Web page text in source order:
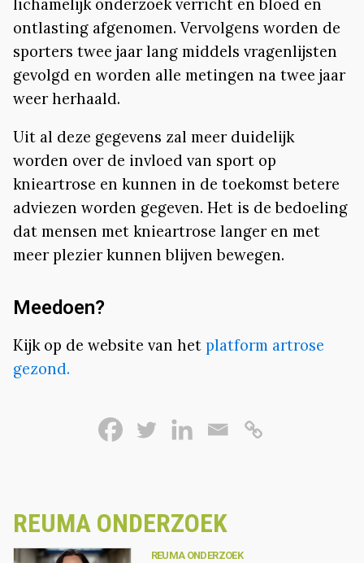
ontlasting afgenomen. Vervolgens worden de
sporters twee jaar lang middels vragenlijsten
gevolgd en worden alle metingen na twee jaar
weer herhaald.
Uit al deze gegevens zal meer duidelijk
worden over de invloed van sport op
knieartrose en kunnen in de toekomst betere
adviezen worden gegeven. Het is de bedoeling
dat mensen met knieartrose langer en met
meer plezier kunnen blijven bewegen.
Meedoen?
Kijk op de website van het platform artrose
gezond.
REUMA ONDERZOEK
REUMA ONDERZOEK